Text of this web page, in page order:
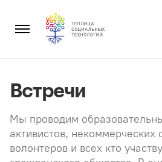
содержанию
Встречи
Мы проводим
активистов,
волонтеров и всех кто